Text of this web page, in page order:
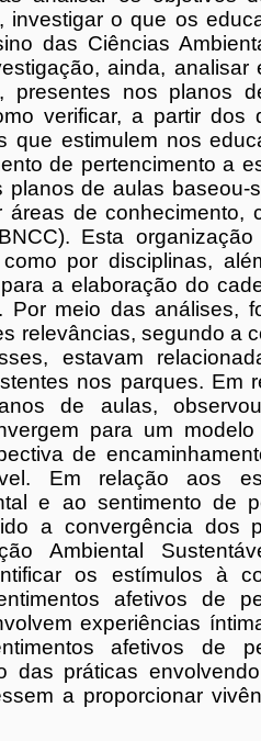
investigar o que os
das Ciências
ainda,
presentes nos planos
verificar, a partir
que estimulem nos
de pertencimento a
planos de aulas
de conhecimento,
Esta
por disciplinas,
a elaboração do
Por meio das análises,
relevâncias, segundo a
estavam
nos parques. Em
de aulas,
para um
de
Em relação aos
e ao sentimento de
a convergência dos
Ambiental
os estímulos à
afetivos de
experiências
afetivos de
das práticas
a proporcionar